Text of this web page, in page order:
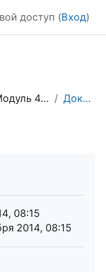
доступ (Вход)
Модуль 4. Паттерны проектирования Доклады по паттернам
08:15
2014, 08:15